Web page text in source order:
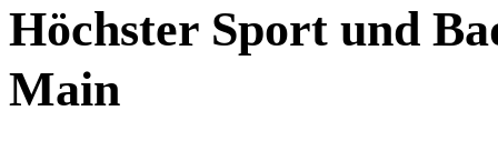
Höchster Sport und
Main